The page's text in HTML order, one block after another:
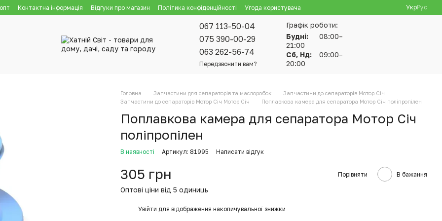
Контактна інформація Відгуки про магазин Політика конфіденційності Угода користувача УкрРус
067 113-50-04
075 390-00-29
063 262-56-74
Передзвонити вам?
Графік роботи:
Будні:
08:00–
21:00
Сб, Нд:
09:00–
20:00
Головна Запчастини для сепараторів та маслоробок
Запчастини до сепараторів Мотор Січ
Запчастини до сепараторів Мотор Січ Мотор Січ
Поплавкова камера для сепаратора Мотор Січ поліпропілен
Поплавкова камера для сепаратора Мотор Січ
поліпропілен
В наявності Артикул: 81995 Написати відгук
305 грн Порівняти В бажання
Оптові ціни від 5 одиниць
Увійти для відображення накопичувальної знижки